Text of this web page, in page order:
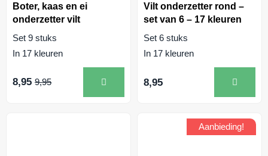
Boter, kaas en ei
onderzetter vilt
Set 9 stuks
In 17 kleuren
8,95 9,95
Vilt onderzetter rond –
set van 6 – 17 kleuren
Set 6 stuks
In 17 kleuren
8,95
Aanbieding!